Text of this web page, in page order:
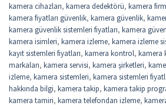
kamera cihazları, kamera dedektörü, kamera
kamera fiyatları güvenlik, kamera güvenlik,
kamera güvenlik sistemleri fiyatları, kamera
kamera isimleri, kamera izleme, kamera izleme
kayıt sistemleri fiyatları, kamera kontrol, kamera
markaları, kamera servisi, kamera şirketleri,
izleme, kamera sistemleri, kamera sistemleri
hakkında bilgi, kamera takip, kamera takip
kamera tamiri, kamera telefondan izleme,